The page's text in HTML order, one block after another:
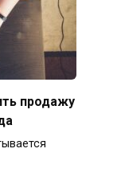
продажу